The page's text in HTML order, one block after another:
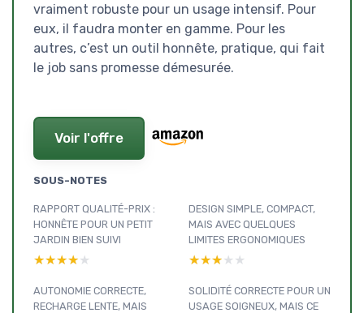
vraiment robuste pour un usage intensif. Pour
eux, il faudra monter en gamme. Pour les
autres, c’est un outil honnête, pratique, qui fait
le job sans promesse démesurée.
Voir l'offre
SOUS-NOTES
RAPPORT QUALITÉ-PRIX :
HONNÊTE POUR UN PETIT
JARDIN BIEN SUIVI
★★★★★
★★★★★
DESIGN SIMPLE, COMPACT,
MAIS AVEC QUELQUES
LIMITES ERGONOMIQUES
★★★★★
★★★★★
AUTONOMIE CORRECTE,
RECHARGE LENTE, MAIS
SOLIDITÉ CORRECTE POUR UN
USAGE SOIGNEUX, MAIS CE